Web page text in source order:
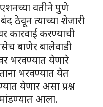
वतीने पुणे
ठेवून त्याच्या शेजारी
कारवाई करण्याची
बाणेर बालेवाडी
भरवण्यात येणारे
भरवण्यात येत
येणार असा प्रश्न
आला.